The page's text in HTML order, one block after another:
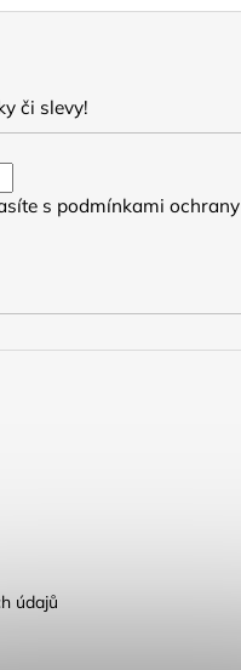
či slevy!
s podmínkami
údajů